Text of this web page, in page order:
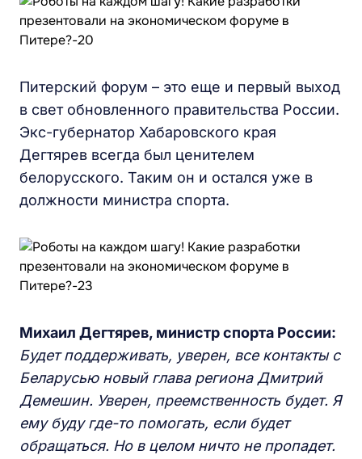
Питерский форум – это еще и первый выход
в свет обновленного правительства России.
Экс-губернатор Хабаровского края
Дегтярев всегда был ценителем
белорусского. Таким он и остался уже в
должности министра спорта.
Михаил Дегтярев, министр спорта России:
Будет поддерживать, уверен, все контакты с
Беларусью новый глава региона Дмитрий
Демешин. Уверен, преемственность будет. Я
ему буду где-то помогать, если будет
обращаться. Но в целом ничто не пропадет.